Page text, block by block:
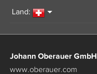
Land:
Johann Oberauer GmbH
www.oberauer.com